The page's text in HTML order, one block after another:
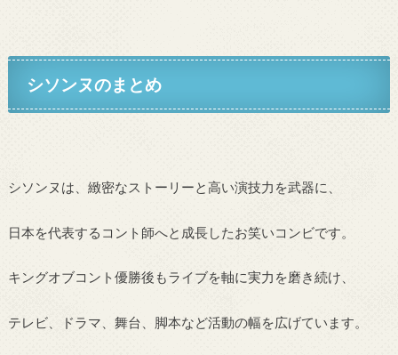
シソンヌのまとめ
シソンヌは、緻密なストーリーと高い演技力を武器に、
日本を代表するコント師へと成長したお笑いコンビです。
キングオブコント優勝後もライブを軸に実力を磨き続け、
テレビ、ドラマ、舞台、脚本など活動の幅を広げています。